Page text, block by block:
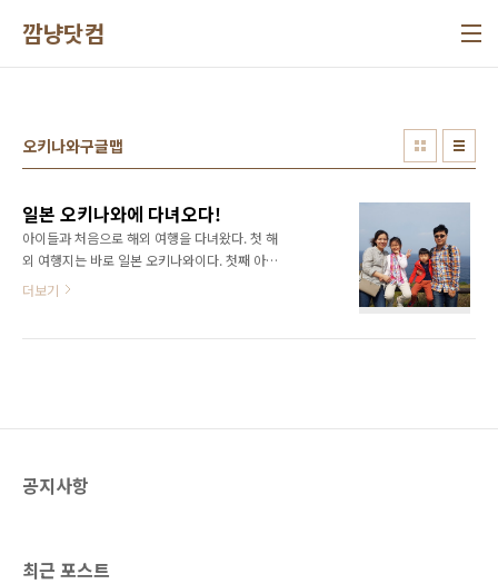
깜냥닷컴
오키나와구글맵
일본 오키나와에 다녀오다!
아이들과 처음으로 해외 여행을 다녀왔다. 첫 해
외 여행지는 바로 일본 오키나와이다. 첫째 아이
친구들중에 비행기 안타본 애가 한명도 없다는
운 나라를 경험하게 해주고 싶었다. 그게 가장 큰
험은 아이들의 자..
더보기
공지사항
최근 포스트